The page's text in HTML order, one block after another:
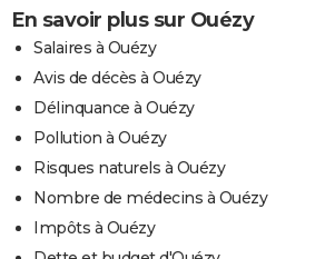
En savoir plus sur Ouézy
Salaires à Ouézy
Avis de décès à Ouézy
Délinquance à Ouézy
Pollution à Ouézy
Risques naturels à Ouézy
Nombre de médecins à Ouézy
Impôts à Ouézy